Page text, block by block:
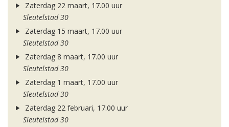
Zaterdag 22 maart, 17.00 uur
Sleutelstad 30
Zaterdag 15 maart, 17.00 uur
Sleutelstad 30
Zaterdag 8 maart, 17.00 uur
Sleutelstad 30
Zaterdag 1 maart, 17.00 uur
Sleutelstad 30
Zaterdag 22 februari, 17.00 uur
Sleutelstad 30